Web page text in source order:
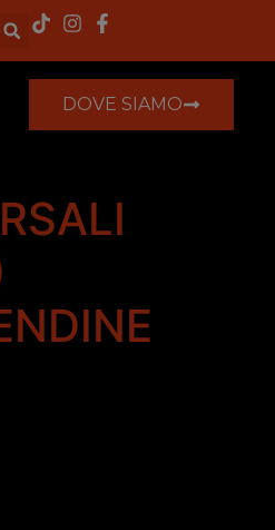
DOVE SIAMO